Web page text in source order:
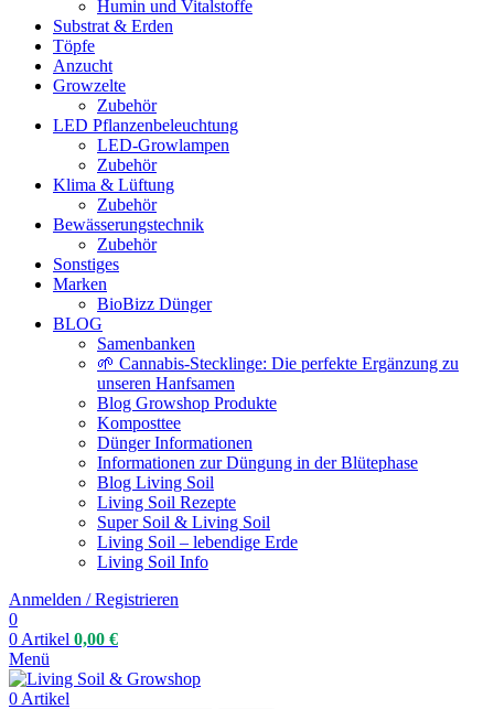
Humin und Vitalstoffe
Substrat & Erden
Töpfe
Anzucht
Growzelte
Zubehör
LED Pflanzenbeleuchtung
LED-Growlampen
Zubehör
Klima & Lüftung
Zubehör
Bewässerungstechnik
Zubehör
Sonstiges
Marken
BioBizz Dünger
BLOG
Samenbanken
🌱 Cannabis-Stecklinge: Die perfekte Ergänzung zu
unseren Hanfsamen
Blog Growshop Produkte
Komposttee
Dünger Informationen
Informationen zur Düngung in der Blütephase
Blog Living Soil
Living Soil Rezepte
Super Soil & Living Soil
Living Soil – lebendige Erde
Living Soil Info
Anmelden / Registrieren
0
0 Artikel 0,00 €
Menü
0 Artikel